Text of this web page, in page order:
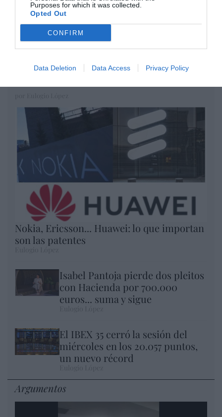
Purposes for which it was collected.
Opted Out
CONFIRM
Data Deletion Data Access Privacy Policy
“Pedro Sánchez es un criminal”
por Redacción
Artículos anteriores
Nokia, Ericsson... Huawei: lo que importan
son las patentes
Isabel Pantoja pierde dos pleitos
con Hacienda por 700.000
euros... suma y sigue
El IBEX 35 cerró la sesión del
miércoles en los 20.057 puntos,
un nuevo récord
Argumentos